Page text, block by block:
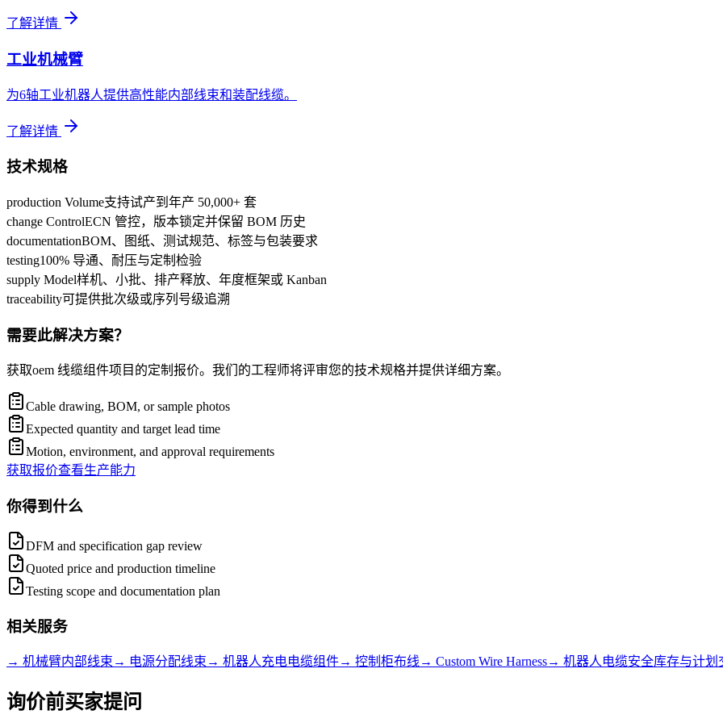
了解详情
工业机械臂
为6轴工业机器人提供高性能内部线束和装配线缆。
了解详情
技术规格
production Volume支持试产到年产 50,000+ 套
change ControlECN 管控，版本锁定并保留 BOM 历史
documentationBOM、图纸、测试规范、标签与包装要求
testing100% 导通、耐压与定制检验
supply Model样机、小批、排产释放、年度框架或 Kanban
traceability可提供批次级或序列号级追溯
需要此解决方案？
获取oem 线缆组件项目的定制报价。我们的工程师将评审您的技术规格并提供详细方案。
Cable drawing, BOM, or sample photos
Expected quantity and target lead time
Motion, environment, and approval requirements
获取报价查看生产能力
你得到什么
DFM and specification gap review
Quoted price and production timeline
Testing scope and documentation plan
相关服务
→ 机械臂内部线束 → 电源分配线束 → 机器人充电电缆组件→ 控制柜布线 → Custom Wire Harness→ 机器人电缆安全库存与计划
询价前买家提问